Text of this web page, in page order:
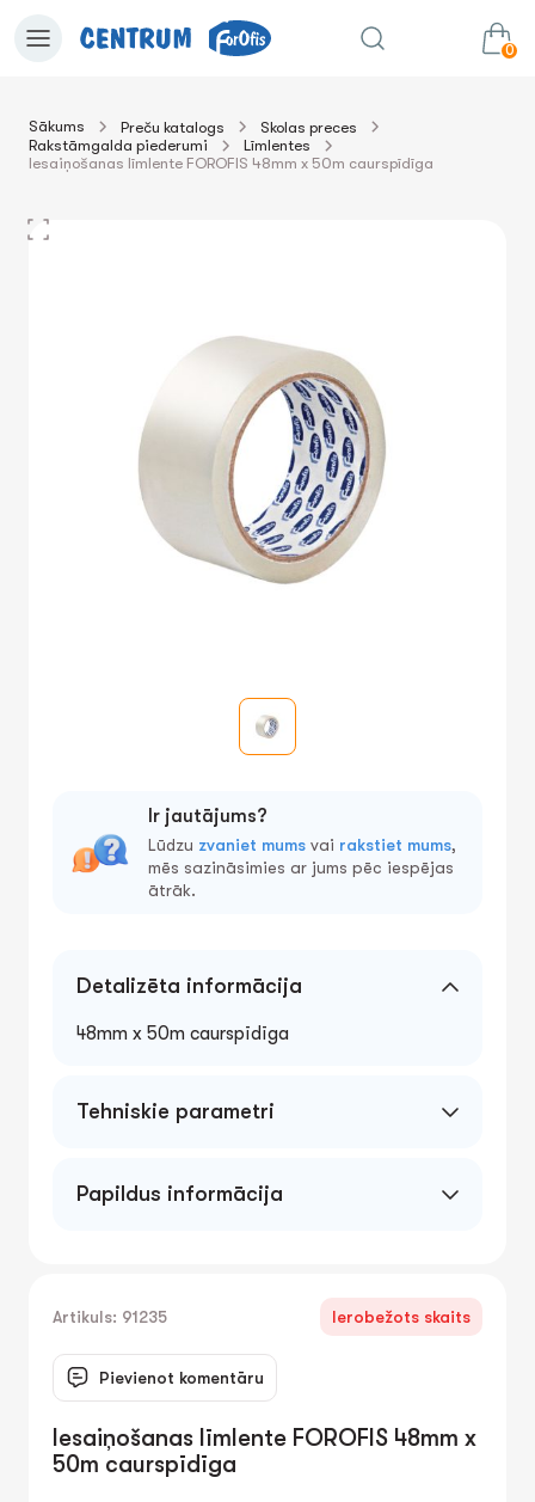
0
uz grozu Summa:
Sākums Preču katalogs
Skolas preces
Rakstāmgalda piederumi
Līmlentes
Iesaiņošanas līmlente FOROFIS 48mm x 50m caurspīdīga
Ir jautājums?
Lūdzu zvaniet mums vai rakstiet mums,
mēs sazināsimies ar jums pēc iespējas
ātrāk.
Detalizēta informācija
48mm x 50m caurspīdīga
Tehniskie parametri
Papildus informācija
Artikuls: 91235 Ierobežots skaits
Pievienot komentāru
Iesaiņošanas līmlente FOROFIS 48mm x
50m caurspīdīga